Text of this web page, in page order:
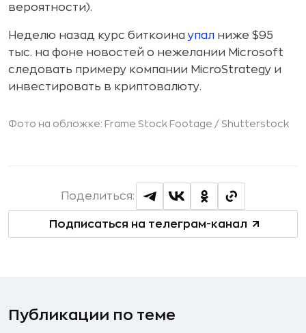
вероятности).
Неделю назад курс биткоинаупал ниже $95
тыс. на фоне новостей о нежелании Microsoft
следовать примеру компании MicroStrategy и
инвестировать в криптовалюту.
Фото на обложке: Frame Stock Footage / Shutterstock
Подписаться на телеграм-канал
Поделиться:
Публикации по теме